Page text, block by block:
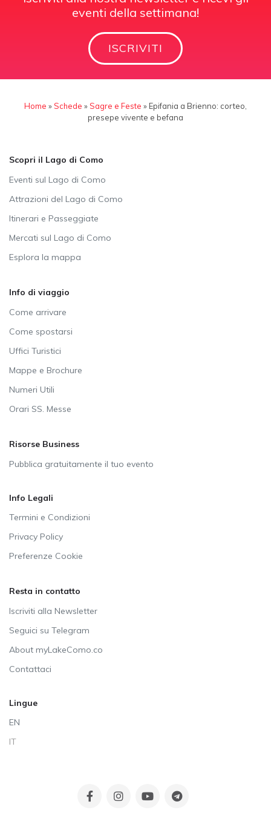
eventi della settimana!
ISCRIVITI
Home »Schede »Sagre e Feste » Epifania a Brienno: corteo,
presepe vivente e befana
Scopri il Lago di Como
Eventi sul Lago di Como
Attrazioni del Lago di Como
Itinerari e Passeggiate
Mercati sul Lago di Como
Esplora la mappa
Info di viaggio
Come arrivare
Come spostarsi
Uffici Turistici
Mappe e Brochure
Numeri Utili
Orari SS. Messe
Risorse Business
Pubblica gratuitamente il tuo evento
Info Legali
Termini e Condizioni
Privacy Policy
Preferenze Cookie
Resta in contatto
Iscriviti alla Newsletter
Seguici su Telegram
About myLakeComo.co
Contattaci
Lingue
EN
IT